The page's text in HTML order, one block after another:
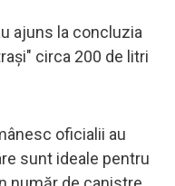
ajuns la concluzia
circa 200 de litri
oficialii au
sunt ideale pentru